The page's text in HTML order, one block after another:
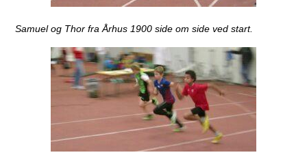
Samuel og Thor fra Århus 1900 side om side ved start.